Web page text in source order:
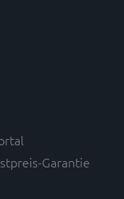
Garantie